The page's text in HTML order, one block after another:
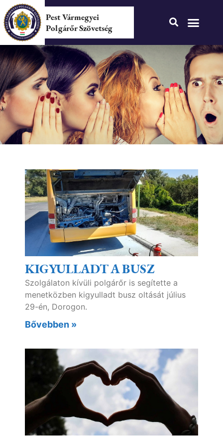
Pest Vármegyei
Polgárőr Szövetség
KIGYULLADT A BUSZ
Szolgálaton kívüli polgárőr is segítette a
menetközben kigyulladt busz oltását július
29-én, Dorogon.
Bővebben »